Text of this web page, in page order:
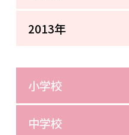
2013年
小学校
中学校